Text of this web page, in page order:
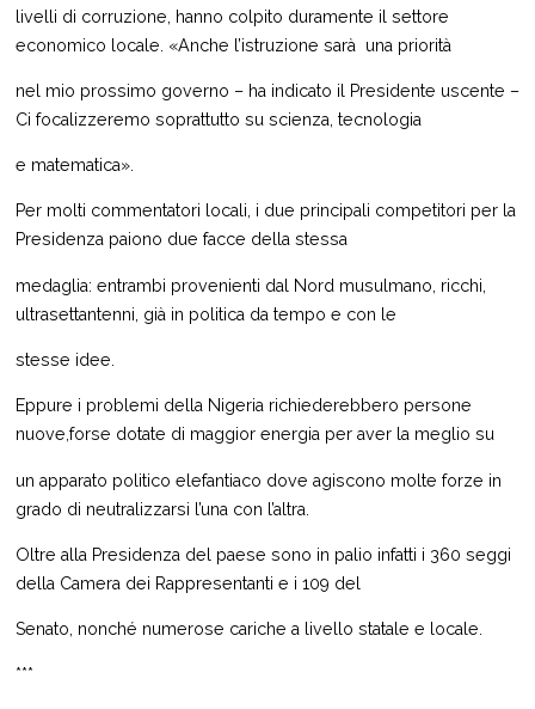
livelli di corruzione, hanno colpito duramente il settore
economico locale. «Anche l’istruzione sarà una priorità
nel mio prossimo governo – ha indicato il Presidente uscente –
Ci focalizzeremo soprattutto su scienza, tecnologia
e matematica».
Per molti commentatori locali, i due principali competitori per la
Presidenza paiono due facce della stessa
medaglia: entrambi provenienti dal Nord musulmano, ricchi,
ultrasettantenni, già in politica da tempo e con le
stesse idee.
Eppure i problemi della Nigeria richiederebbero persone
nuove,forse dotate di maggior energia per aver la meglio su
un apparato politico elefantiaco dove agiscono molte forze in
grado di neutralizzarsi l’una con l’altra.
Oltre alla Presidenza del paese sono in palio infatti i 360 seggi
della Camera dei Rappresentanti e i 109 del
Senato, nonché numerose cariche a livello statale e locale.
***